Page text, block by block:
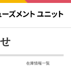
在庫情報一覧